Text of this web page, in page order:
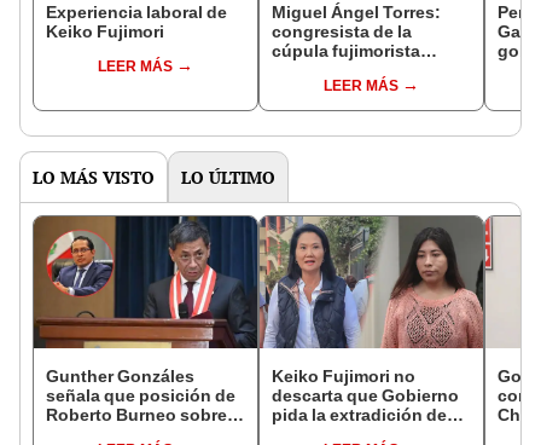
Experiencia laboral de
Keiko Fujimori
LEER MÁS
Miguel Ángel Torres:
congresista de la
cúpula fujimorista
del SenadoLEER MÁS
LO MÁS VISTO LO ÚLTIMO
Gunther Gonzáles
señala que posición de
Roberto Burneo sobre
Keiko Fujimori no
descarta que Gobierno
pida la extradición de